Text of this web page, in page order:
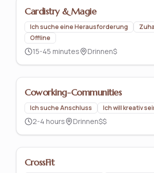
Cardistry & Magie
Ich suche eine Herausforderung
Offline
15-45 minutes Drinnen$
Coworking-Communities
Ich suche Anschluss Ich will kreativ
2-4 hours Drinnen$$
CrossFit